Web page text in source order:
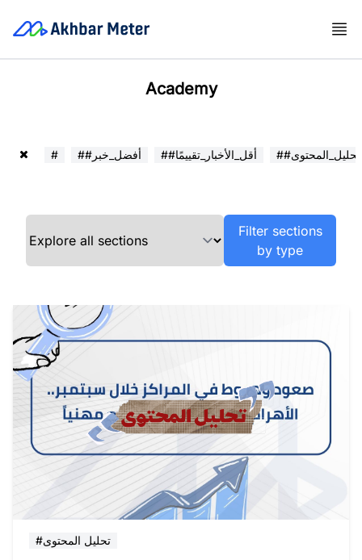
Academy
# ##أفضل_خبر ##أقل_الأخبار_تقييمًا ##تحليل_المحتوى
Filter sections
by type
#تحليل المحتوى